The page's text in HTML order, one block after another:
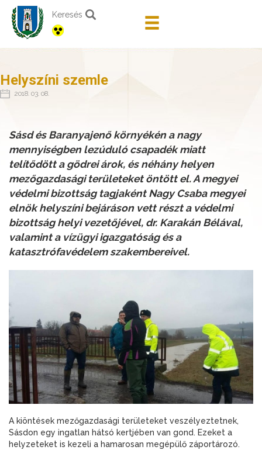
Keresés
Helyszíni szemle
2018. 03. 08.
Sásd és Baranyajenő környékén a nagy
mennyiségben lezúduló csapadék miatt
telítődött a gödrei árok, és néhány helyen
mezőgazdasági területeket öntött el. A megyei
védelmi bizottság tagjaként Nagy Csaba megyei
elnök helyszíni bejáráson vett részt a védelmi
bizottság helyi vezetőjével, dr. Karakán Bélával,
valamint a vízügyi igazgatóság és a
katasztrófavédelem szakembereivel.
A kiöntések mezőgazdasági területeket veszélyeztetnek,
Sásdon egy ingatlan hátsó kertjében van gond. Ezeket a
helyzeteket is kezeli a hamarosan megépülő záportározó.